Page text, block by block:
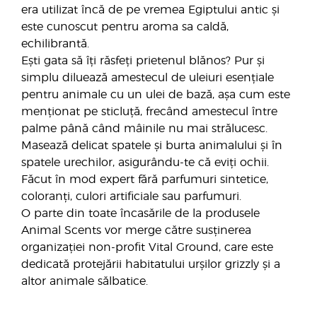
era utilizat încă de pe vremea Egiptului antic și
este cunoscut pentru aroma sa caldă,
echilibrantă.
Ești gata să îți răsfeți prietenul blănos? Pur și
simplu diluează amestecul de uleiuri esențiale
pentru animale cu un ulei de bază, așa cum este
menționat pe sticluță, frecând amestecul între
palme până când mâinile nu mai strălucesc.
Masează delicat spatele și burta animalului și în
spatele urechilor, asigurându-te că eviți ochii.
Făcut în mod expert fără parfumuri sintetice,
coloranți, culori artificiale sau parfumuri.
O parte din toate încasările de la produsele
Animal Scents vor merge către susținerea
organizației non-profit Vital Ground, care este
dedicată protejării habitatului urșilor grizzly și a
altor animale sălbatice.